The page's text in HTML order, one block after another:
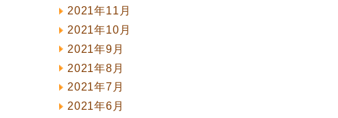
2021年11月
2021年10月
2021年9月
2021年8月
2021年7月
2021年6月